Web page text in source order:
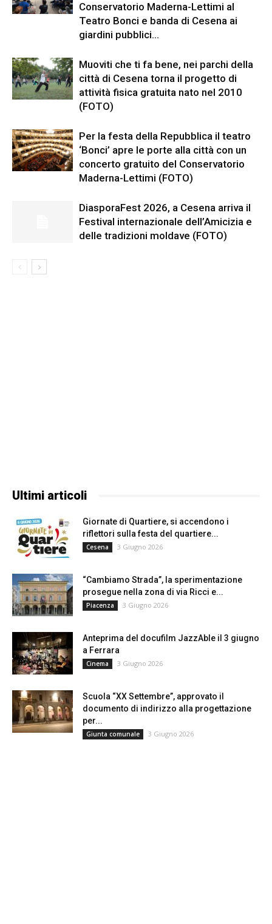
Conservatorio Maderna-Lettimi al
Teatro Bonci e banda di Cesena ai
giardini pubblici...
Muoviti che ti fa bene, nei parchi della
città di Cesena torna il progetto di
attività fisica gratuita nato nel 2010
(FOTO)
Per la festa della Repubblica il teatro
‘Bonci’ apre le porte alla città con un
concerto gratuito del Conservatorio
Maderna-Lettimi (FOTO)
DiasporaFest 2026, a Cesena arriva il
Festival internazionale dell’Amicizia e
delle tradizioni moldave (FOTO)
Ultimi articoli
Giornate di Quartiere, si accendono i
riflettori sulla festa del quartiere...
Cesena 3 Giugno 2026
“Cambiamo Strada”, la sperimentazione
prosegue nella zona di via Ricci e...
Piacenza 3 Giugno 2026
Anteprima del docufilm JazzAble il 3 giugno
a Ferrara
Cinema 3 Giugno 2026
Scuola “XX Settembre”, approvato il
documento di indirizzo alla progettazione
per...
Giunta comunale 3 Giugno 2026